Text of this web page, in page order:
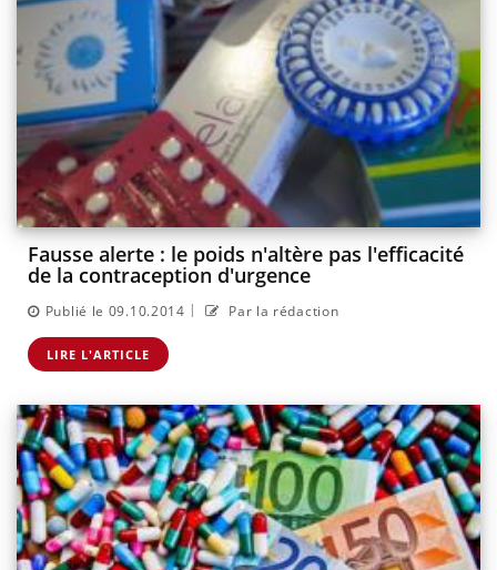
Fausse alerte : le poids n'altère pas l'efficacité
de la contraception d'urgence
Publié le 09.10.2014 | Par la rédaction
LIRE L'ARTICLE